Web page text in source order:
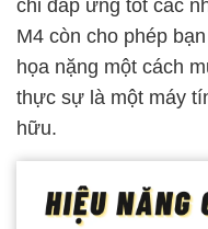
chỉ đáp ứng tốt các
M4 còn cho phép
họa nặng một cách
thực sự là một máy
hữu.